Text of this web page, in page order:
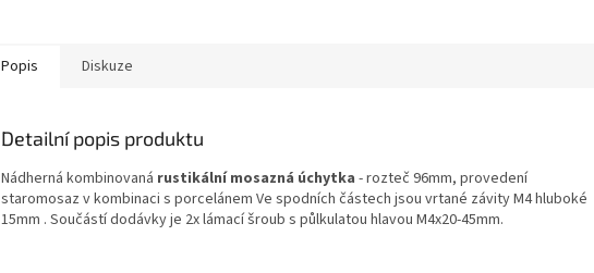
Popis Diskuze
Detailní popis produktu
Nádherná kombinovaná rustikální mosazná úchytka - rozteč 96mm, provedení
staromosaz v kombinaci s porcelánem Ve spodních částech jsou vrtané závity M4 hluboké
15mm . Součástí dodávky je 2x lámací šroub s půlkulatou hlavou M4x20-45mm.